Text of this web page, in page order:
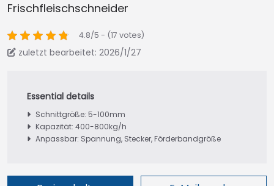
Frischfleischschneider
4.8/5 - (17 votes)
zuletzt bearbeitet: 2026/1/27
Schnittgröße: 5-100mm
Kapazität: 400-800kg/h
Anpassbar: Spannung, Stecker, Förderbandgröße